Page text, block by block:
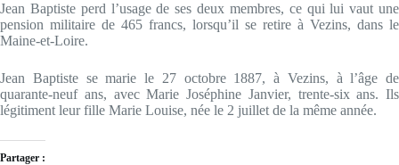
Jean Baptiste perd l’usage de ses deux membres, ce qui lui vaut une
pension militaire de 465 francs, lorsqu’il se retire à Vezins, dans le
Maine-et-Loire.
Jean Baptiste se marie le 27 octobre 1887, à Vezins, à l’âge de
quarante-neuf ans, avec Marie Joséphine Janvier, trente-six ans. Ils
légitiment leur fille Marie Louise, née le 2 juillet de la même année.
Partager :